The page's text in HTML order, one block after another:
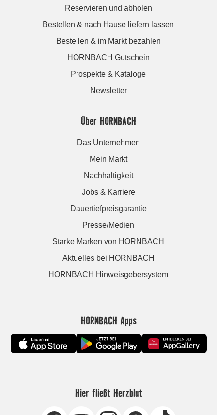
Reservieren und abholen
Bestellen & nach Hause liefern lassen
Bestellen & im Markt bezahlen
HORNBACH Gutschein
Prospekte & Kataloge
Newsletter
Über HORNBACH
Das Unternehmen
Mein Markt
Nachhaltigkeit
Jobs & Karriere
Dauertiefpreisgarantie
Presse/Medien
Starke Marken von HORNBACH
Aktuelles bei HORNBACH
HORNBACH Hinweisgebersystem
HORNBACH Apps
Hier fließt Herzblut